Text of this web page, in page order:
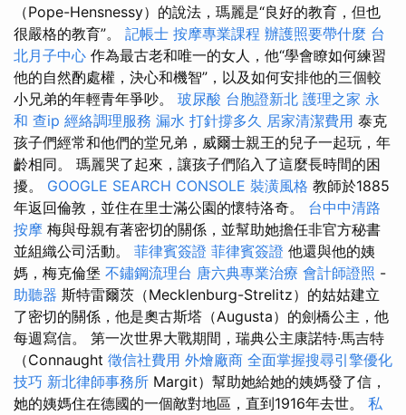
（Pope-Hensnessy）的說法，瑪麗是“良好的教育，但也
很嚴格的教育”。 記帳士 按摩專業課程 辦護照要帶什麼 台
北月子中心 作為最古老和唯一的女人，他“學會瞭如何練習
他的自然酌處權，決心和機智”，以及如何安排他的三個較
小兄弟的年輕青年爭吵。 玻尿酸 台胞證新北 護理之家 永
和 查ip 經絡調理服務 漏水 打針撐多久 居家清潔費用 泰克
孩子們經常和他們的堂兄弟，威爾士親王的兒子一起玩，年
齡相同。 瑪麗哭了起來，讓孩子們陷入了這麼長時間的困
擾。 GOOGLE SEARCH CONSOLE 裝潢風格 教師於1885
年返回倫敦，並住在里士滿公園的懷特洛奇。 台中中清路
按摩 梅與母親有著密切的關係，並幫助她擔任非官方秘書
並組織公司活動。 菲律賓簽證 菲律賓簽證 他還與他的姨
媽，梅克倫堡 不鏽鋼流理台 唐六典專業治療 會計師證照 -
助聽器 斯特雷爾茨（Mecklenburg-Strelitz）的姑姑建立
了密切的關係，他是奧古斯塔（Augusta）的劍橋公主，他
每週寫信。 第一次世界大戰期間，瑞典公主康諾特·馬吉特
（Connaught 徵信社費用 外燴廠商 全面掌握搜尋引擎優化
技巧 新北律師事務所 Margit）幫助她給她的姨媽發了信，
她的姨媽住在德國的一個敵對地區，直到1916年去世。 私